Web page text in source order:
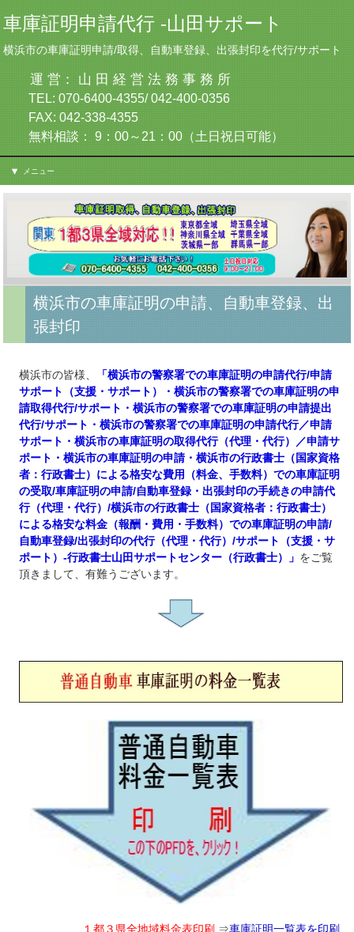
車庫証明申請代行 -山田サポート
横浜市の車庫証明申請/取得、自動車登録、出張封印を代行/サポート
運 営： 山 田 経 営 法 務 事 務 所
TEL: 070-6400-4355/ 042-400-0356
FAX: 042-338-4355
無料相談： 9：00～21：00（土日祝日可能）
メニュー
横浜市の車庫証明の申請、自動車登録、出
張封印
横浜市の皆様、
「横浜市の警察署での車庫証明の申請代行/申請
サポート（支援・サポート）・横浜市の警察署での車庫証明の申
請取得代行/サポート・横浜市の警察署での車庫証明の申請提出
代行/サポート・横浜市の警察署での車庫証明の申請代行／申請
サポート・横浜市の車庫証明の取得代行（代理・代行）／申請サ
ポート・横浜市の車庫証明の申請・横浜市の行政書士（国家資格
者：行政書士）による格安な費用（料金、手数料）での車庫証明
の受取/車庫証明の申請/自動車登録・出張封印の手続きの申請代
行（代理・代行）/横浜市の行政書士（国家資格者：行政書士）
による格安な料金（報酬・費用・手数料）での車庫証明の申請/
自動車登録/出張封印の代行（代理・代行）/サポート（支援・サ
ポート）‐行政書士山田サポートセンター（行政書士）」 をご覧
頂きまして、有難うございます。
１都３県全地域料金表印刷 ⇒車庫証明一覧表を印刷